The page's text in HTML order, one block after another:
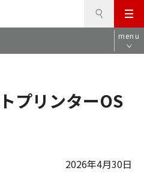
メ
ニ
ュ
menu
プリンターOS
2026年4月30日